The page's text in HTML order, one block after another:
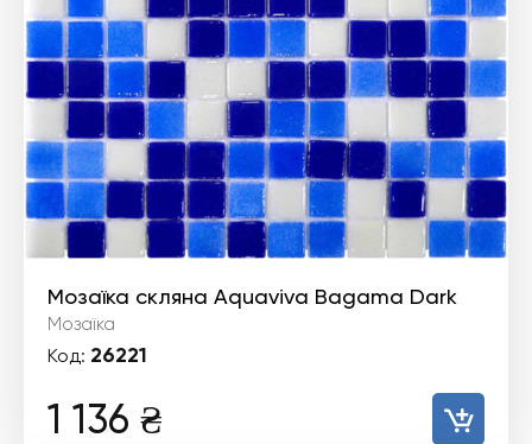
Мозаїка скляна Aquaviva Bagama Dark
Мозаїка
Код: 26221
1 136 ₴